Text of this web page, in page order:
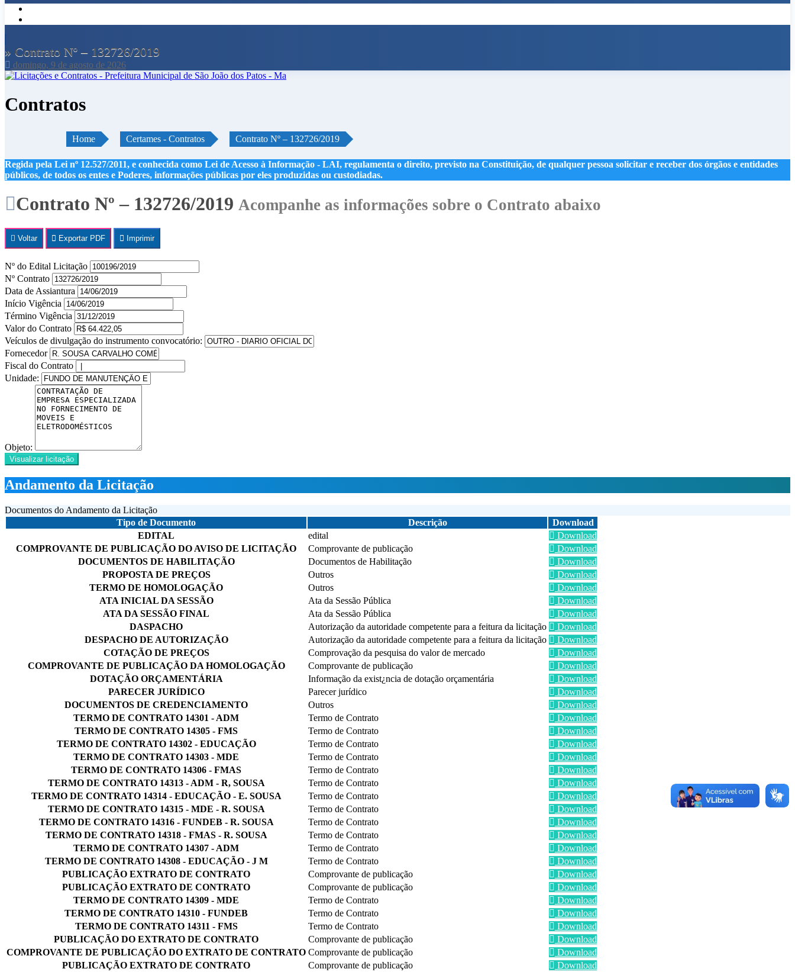
» Contrato Nº – 132726/2019
domingo, 9 de agosto de 2026
Contratos
Home Certames - Contratos Contrato Nº – 132726/2019
Regida pela Lei nº 12.527/2011, e conhecida como Lei de Acesso à Informação - LAI, regulamenta o direito, previsto na Constituição, de qualquer pessoa solicitar e receber dos órgãos e entidades
públicos, de todos os entes e Poderes, informações públicas por eles produzidas ou custodiadas.
Contrato Nº – 132726/2019 Acompanhe as informações sobre o Contrato abaixo
Voltar Exportar PDF Imprimir
Nº do Edital Licitação
Nº Contrato
Data de Assiantura
Início Vigência
Término Vigência
Valor do Contrato
Veículos de divulgação do instrumento convocatório:
Fornecedor
Fiscal do Contrato
Unidade:
Objeto:
Visualizar licitação
Andamento da Licitação
Documentos do Andamento da Licitação
Tipo de Documento
Descrição
Download
EDITAL
edital
Download
COMPROVANTE DE PUBLICAÇÃO DO AVISO DE LICITAÇÃO
Comprovante de publicação
Download
DOCUMENTOS DE HABILITAÇÃO
Documentos de Habilitação
Download
PROPOSTA DE PREÇOS
Outros
Download
TERMO DE HOMOLOGAÇÃO
Outros
Download
ATA INICIAL DA SESSÃO
Ata da Sessão Pública
Download
ATA DA SESSÃO FINAL
Ata da Sessão Pública
Download
DASPACHO
Autorização da autoridade competente para a feitura da licitação
Download
DESPACHO DE AUTORIZAÇÃO
Autorização da autoridade competente para a feitura da licitação
Download
COTAÇÃO DE PREÇOS
Comprovação da pesquisa do valor de mercado
Download
COMPROVANTE DE PUBLICAÇÃO DA HOMOLOGAÇÃO
Comprovante de publicação
Download
DOTAÇÃO ORÇAMENTÁRIA
Informação da exist¿ncia de dotação orçamentária
Download
PARECER JURÍDICO
Parecer jurídico
Download
DOCUMENTOS DE CREDENCIAMENTO
Outros
Download
TERMO DE CONTRATO 14301 - ADM
Termo de Contrato
Download
TERMO DE CONTRATO 14305 - FMS
Termo de Contrato
Download
TERMO DE CONTRATO 14302 - EDUCAÇÃO
Termo de Contrato
Download
TERMO DE CONTRATO 14303 - MDE
Termo de Contrato
Download
TERMO DE CONTRATO 14306 - FMAS
Termo de Contrato
Download
TERMO DE CONTRATO 14313 - ADM - R, SOUSA
Termo de Contrato
Download
TERMO DE CONTRATO 14314 - EDUCAÇÃO - E. SOUSA
Termo de Contrato
Download
TERMO DE CONTRATO 14315 - MDE - R. SOUSA
Termo de Contrato
Download
TERMO DE CONTRATO 14316 - FUNDEB - R. SOUSA
Termo de Contrato
Download
TERMO DE CONTRATO 14318 - FMAS - R. SOUSA
Termo de Contrato
Download
TERMO DE CONTRATO 14307 - ADM
Termo de Contrato
Download
TERMO DE CONTRATO 14308 - EDUCAÇÃO - J M
Termo de Contrato
Download
PUBLICAÇÃO EXTRATO DE CONTRATO
Comprovante de publicação
Download
PUBLICAÇÃO EXTRATO DE CONTRATO
Comprovante de publicação
Download
TERMO DE CONTRATO 14309 - MDE
Termo de Contrato
Download
TERMO DE CONTRATO 14310 - FUNDEB
Termo de Contrato
Download
TERMO DE CONTRATO 14311 - FMS
Termo de Contrato
Download
PUBLICAÇÃO DO EXTRATO DE CONTRATO
Comprovante de publicação
Download
COMPROVANTE DE PUBLICAÇÃO DO EXTRATO DE CONTRATO Comprovante de publicação
Download
PUBLICAÇÃO EXTRATO DE CONTRATO
Comprovante de publicação
Download